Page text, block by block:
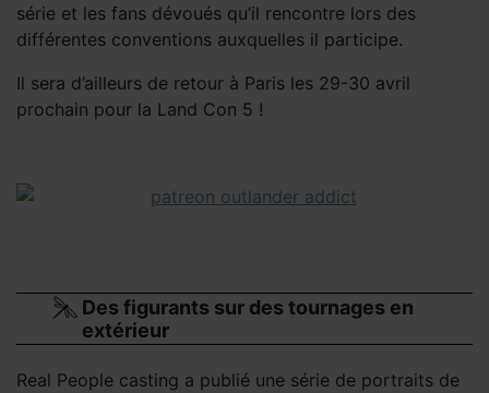
série et les fans dévoués qu’il rencontre lors des
différentes conventions auxquelles il participe.
Il sera d’ailleurs de retour à Paris les 29-30 avril
prochain pour la Land Con 5 !
Des figurants sur des tournages en
extérieur
Real People casting a publié une série de portraits de